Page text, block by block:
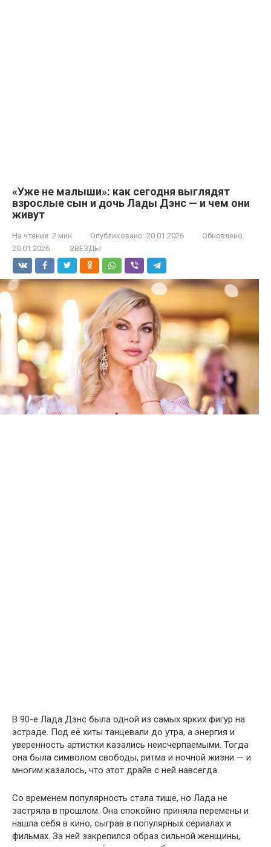
«Уже не малыши»: как сегодня выглядят
взрослые сын и дочь Лады Дэнс — и чем они
живут
На чтение: 2 мин Опубликовано: 20.01.2026
Обновлено:
20.01.2026
ЗВЕЗДЫ
В 90-е Лада Дэнс была одной из самых ярких фигур на
эстраде. Под её хиты танцевали до утра, а энергия и
уверенность артистки казались неисчерпаемыми. Тогда
она была символом свободы, ритма и ночной жизни — и
многим казалось, что этот драйв с ней навсегда.
Со временем популярность стала тише, но Лада не
застряла в прошлом. Она спокойно приняла перемены и
нашла себя в кино, сыграв в популярных сериалах и
фильмах. За ней закрепился образ сильной женщины,